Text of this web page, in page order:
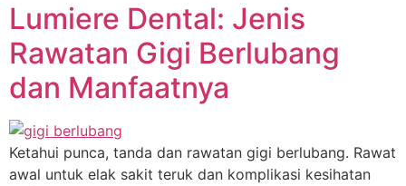
Lumiere Dental: Jenis
Rawatan Gigi Berlubang
dan Manfaatnya
Ketahui punca, tanda dan rawatan gigi berlubang. Rawat
awal untuk elak sakit teruk dan komplikasi kesihatan